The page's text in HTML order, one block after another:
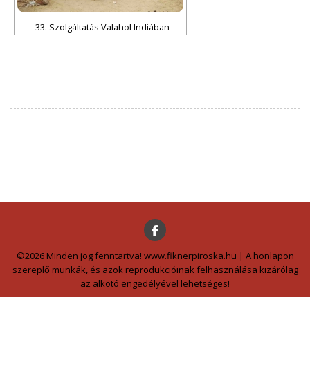
33. Szolgáltatás Valahol Indiában
©2026 Minden jog fenntartva! www.fiknerpiroska.hu | A honlapon
szereplő munkák, és azok reprodukcióinak felhasználása kizárólag
az alkotó engedélyével lehetséges!